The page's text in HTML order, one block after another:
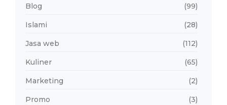
Blog (99)
Islami (28)
Jasa web (112)
Kuliner (65)
Marketing (2)
Promo (3)